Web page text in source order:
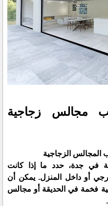
مجالس زجاجية
في جدة، حدد ما إذا كانت
أو داخل المنزل. يمكن أن
فخمة في الحديقة أو مجالس